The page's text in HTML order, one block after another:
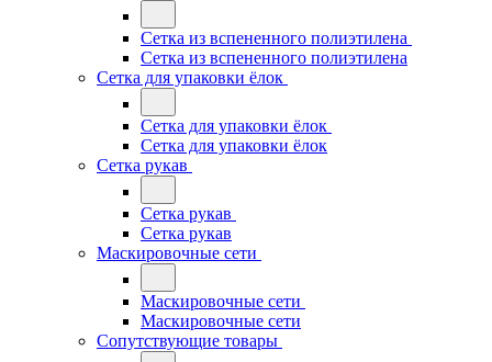
Сетка из вспененного полиэтилена
Сетка из вспененного полиэтилена
Сетка для упаковки ёлок
Сетка для упаковки ёлок
Сетка для упаковки ёлок
Сетка рукав
Сетка рукав
Сетка рукав
Маскировочные сети
Маскировочные сети
Маскировочные сети
Сопутствующие товары